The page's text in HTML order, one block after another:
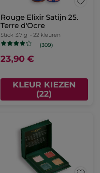
Rouge Elixir Satijn 25.
Terre d'Ocre
Stick 3.7 g - 22 kleuren
(309)
23,90 €
KLEUR KIEZEN
(22)